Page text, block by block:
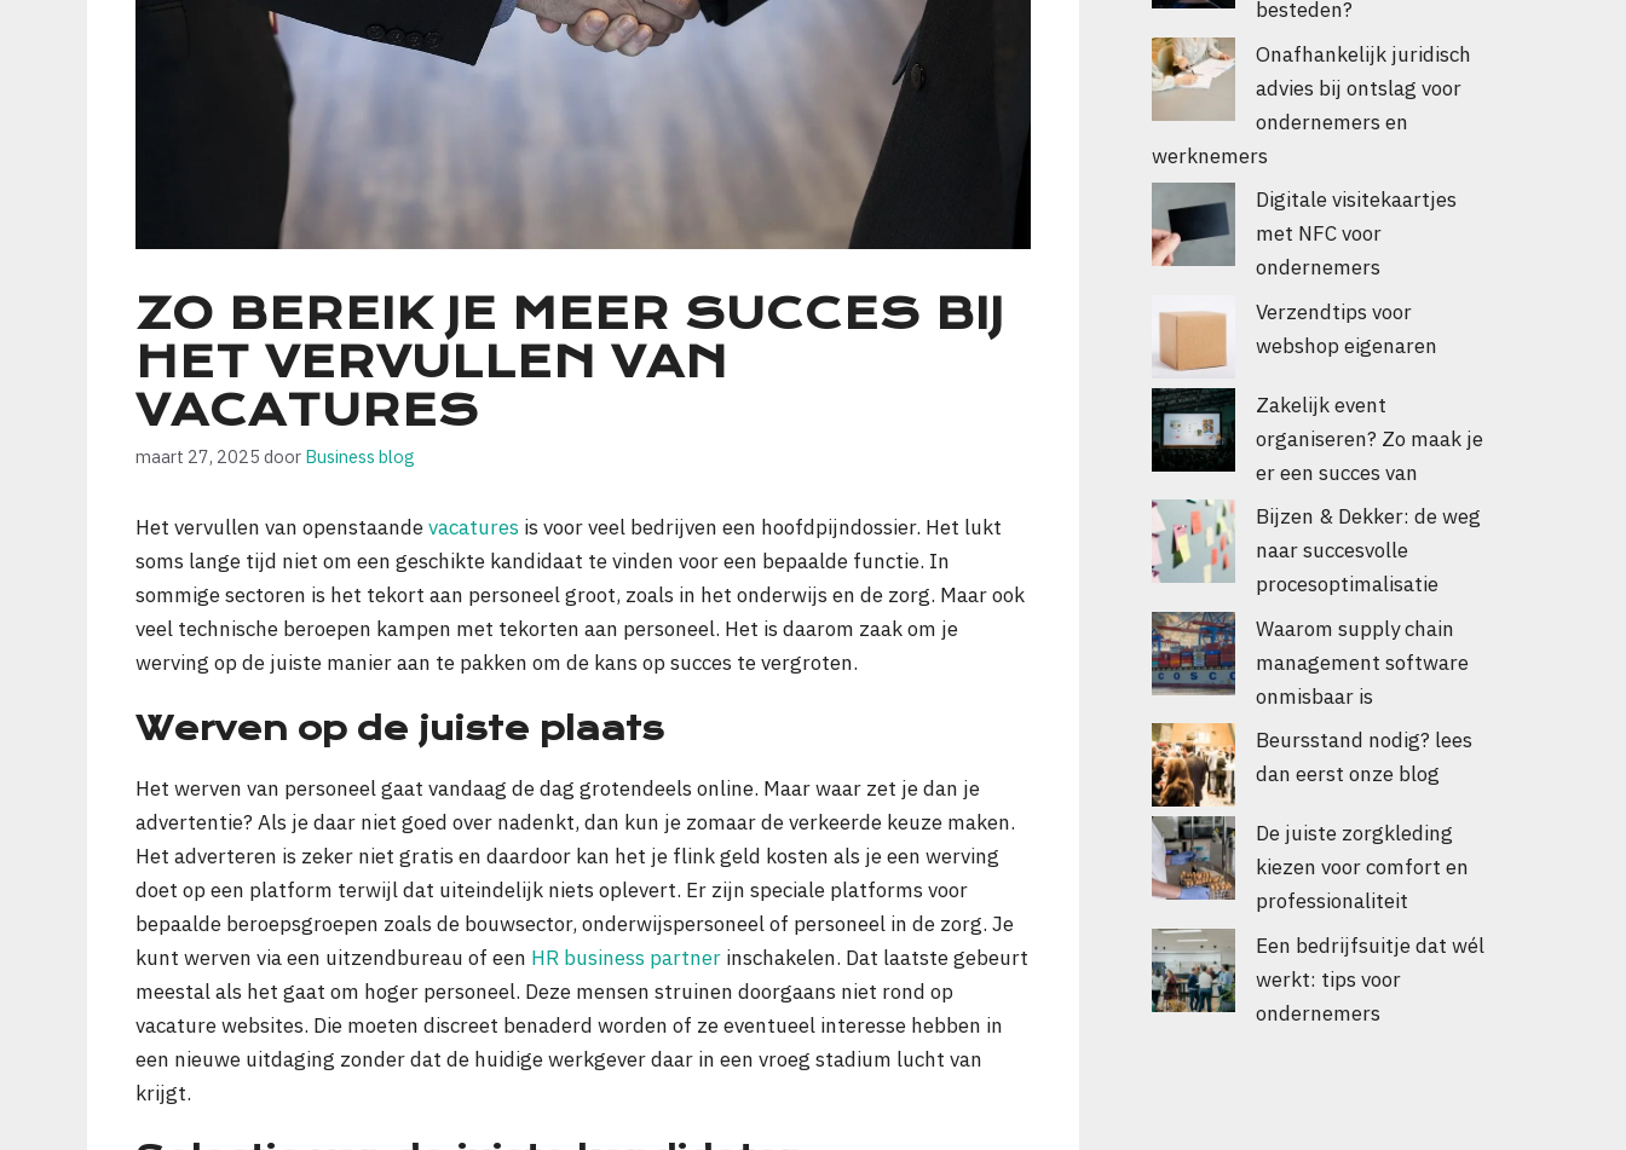
ZO BEREIK JE MEER SUCCES BIJ
HET VERVULLEN VAN
VACATURES
maart 27, 2025 door Business blog
Het vervullen van openstaandevacatures is voor veel bedrijven een hoofdpijndossier. Het lukt
soms lange tijd niet om een geschikte kandidaat te vinden voor een bepaalde functie. In
sommige sectoren is het tekort aan personeel groot, zoals in het onderwijs en de zorg. Maar ook
veel technische beroepen kampen met tekorten aan personeel. Het is daarom zaak om je
werving op de juiste manier aan te pakken om de kans op succes te vergroten.
Werven op de juiste plaats
Het werven van personeel gaat vandaag de dag grotendeels online. Maar waar zet je dan je
advertentie? Als je daar niet goed over nadenkt, dan kun je zomaar de verkeerde keuze maken.
Het adverteren is zeker niet gratis en daardoor kan het je flink geld kosten als je een werving
doet op een platform terwijl dat uiteindelijk niets oplevert. Er zijn speciale platforms voor
bepaalde beroepsgroepen zoals de bouwsector, onderwijspersoneel of personeel in de zorg. Je
kunt werven via een uitzendbureau of een HR business partner inschakelen. Dat laatste gebeurt
meestal als het gaat om hoger personeel. Deze mensen struinen doorgaans niet rond op
vacature websites. Die moeten discreet benaderd worden of ze eventueel interesse hebben in
een nieuwe uitdaging zonder dat de huidige werkgever daar in een vroeg stadium lucht van
krijgt.
besteden?
Onafhankelijk juridisch
advies bij ontslag voor
ondernemers en
werknemers
Digitale visitekaartjes
met NFC voor
ondernemers
Verzendtips voor
webshop eigenaren
Zakelijk event
organiseren? Zo maak je
er een succes van
Bijzen & Dekker: de weg
naar succesvolle
procesoptimalisatie
Waarom supply chain
management software
onmisbaar is
Beursstand nodig? lees
dan eerst onze blog
De juiste zorgkleding
kiezen voor comfort en
professionaliteit
Een bedrijfsuitje dat wél
werkt: tips voor
ondernemers